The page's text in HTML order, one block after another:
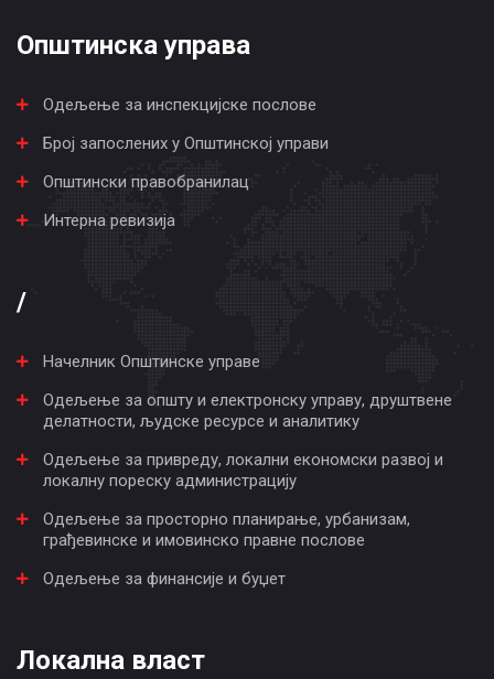
Општинска управа
Одељење за инспекцијске послове
Број запослених у Општинској управи
Општински правобранилац
Интерна ревизија
/
Начелник Општинске управе
Одељење за општу и електронску управу, друштвене
делатности, људске ресурсе и аналитику
Одељење за привреду, локални економски развој и
локалну пореску администрацију
Одељење за просторно планирање, урбанизам,
грађевинске и имовинско правне послове
Одељење за финансије и буџет
Локална власт